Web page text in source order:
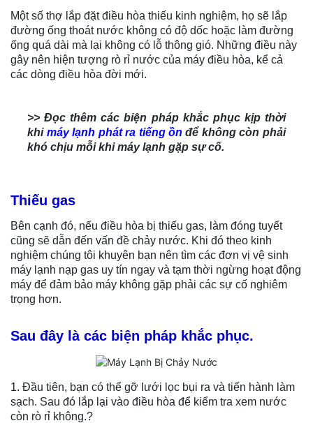
Một số thợ lắp đặt điều hòa thiếu kinh nghiệm, họ sẽ lắp
đường ống thoát nước không có độ dốc hoặc làm đường
ống quá dài mà lại không có lỗ thông gió. Những điều này
gây nên hiện tượng rò rỉ nước của máy điều hòa, kể cả
các dòng điều hòa đời mới.
>> Đọc thêm các biện pháp khắc phục kịp thời
khi máy lạnh phát ra tiếng ồn để không còn phải
khó chịu mỗi khi máy lạnh gặp sự cố.
Thiếu gas
Bên cạnh đó, nếu điều hòa bị thiếu gas, làm đóng tuyết
cũng sẽ dẫn đến vấn đề chảy nước. Khi đó theo kinh
nghiệm chúng tôi khuyên bạn nên tìm các đơn vị vệ sinh
máy lạnh nạp gas uy tín ngay và tạm thời ngừng hoạt động
máy để đảm bảo máy không gặp phải các sự cố nghiêm
trọng hơn.
Sau đây là các biện pháp khắc phục.
1. Đầu tiên, bạn có thể gỡ lưới lọc bụi ra và tiến hành làm
sạch. Sau đó lắp lại vào điều hòa để kiểm tra xem nước
còn rò rỉ không.?